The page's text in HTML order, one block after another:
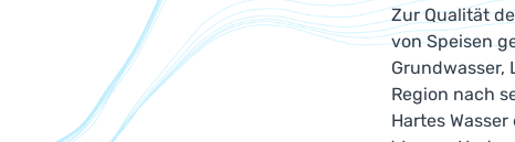
Zur Qualität
von Speisen
Grundwasser,
Region nach
Hartes